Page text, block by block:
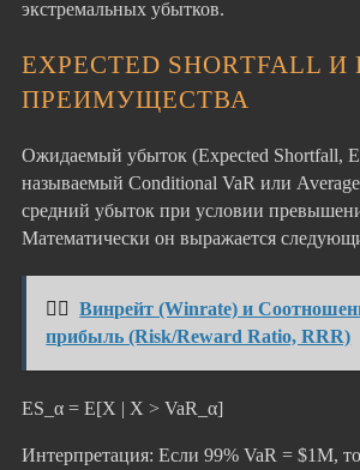
экстремальных убытков.
EXPECTED SHORTFALL И
ПРЕИМУЩЕСТВА
Ожидаемый убыток (Expected Shortfall,
называемый Conditional VaR или
средний убыток при условии
Математически он выражается
👉🏻
Винрейт (Winrate) и
прибыль (Risk/Reward Ratio, RRR)
ES_α = E[X | X > VaR_α]
Интерпретация: Если 99% VaR = $1M,